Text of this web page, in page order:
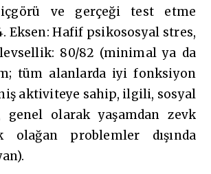
içgörü ve gerçeği test etme
Eksen: Hafif psikososyal stres,
80/82 (minimal ya da
tüm alanlarda iyi fonksiyon
aktiviteye sahip, ilgili, sosyal
genel olarak yaşamdan zevk
olağan problemler dışında